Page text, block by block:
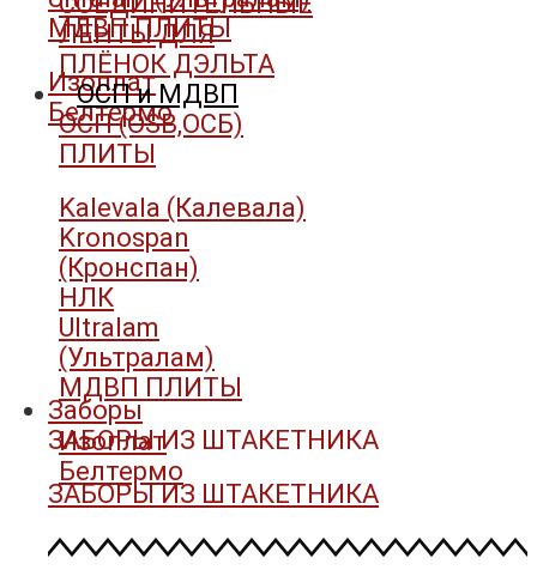
ЛЕНТЫ ДЛЯ
ПЛЁНОК ДЭЛЬТА
ОСП и МДВП
ОСП (OSB,ОСБ)
ПЛИТЫ
Kalevala (Калевала)
Kronospan
(Кронспан)
НЛК
Ultralam
(Ультралам)
МДВП ПЛИТЫ
Изоплат
Белтермо
МДВП ПЛИТЫ
Изоплат
Белтермо
Заборы
ЗАБОРЫ ИЗ ШТАКЕТНИКА
ЗАБОРЫ ИЗ ШТАКЕТНИКА